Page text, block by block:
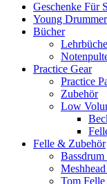
Geschenke Für
Young
Bücher
Practice Gear
Practice
Zubehör
Low
Felle & Zubehör
Bassdrum
Tom Felle